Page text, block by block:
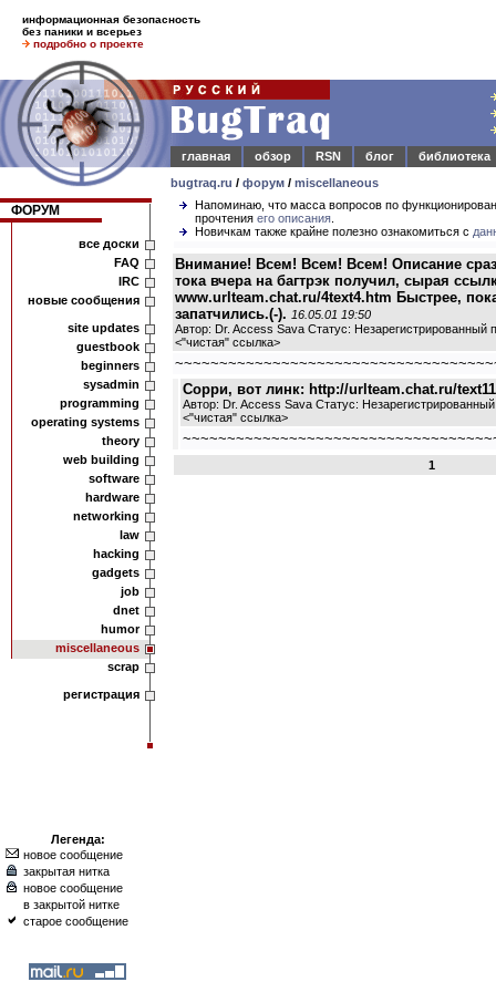
информационная безопасность
без паники и всерьез
подробно о проекте
главная обзор RSN блог
библиотека
bugtraq.ru / форум / miscellaneous
ФОРУМ
все доски
FAQ
IRC
новые сообщения
site updates
guestbook
beginners
sysadmin
programming
operating systems
theory
web building
software
hardware
networking
law
hacking
gadgets
job
dnet
humor
miscellaneous
scrap
регистрация
Легенда:
новое сообщение
закрытая нитка
новое сообщение
в закрытой нитке
старое сообщение
Напоминаю, что масса вопросов по
прочтения его описания
Новичкам также крайне полезно ознакомиться с
Внимание! Всем! Всем! Всем! Описание
тока вчера на багтрэк получил, сырая
www.urlteam.chat.ru/4text4.htm Быстрее,
запатчились.(-). 16.05.01 19:50
Автор: Dr. Access Sava Статус: Незарегистрированный
<"чистая" ссылка>
Сорри, вот линк: http://urlteam.chat.ru/
Автор: Dr. Access Sava Статус:
<"чистая" ссылка>
1